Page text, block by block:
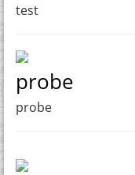
test
probe
probe